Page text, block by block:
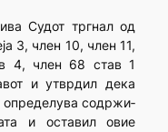
Судот тргнал од
3, член 10, член 11,
4, член 68 став 1
и утврдил дека
определува содржи­
и оставил овие